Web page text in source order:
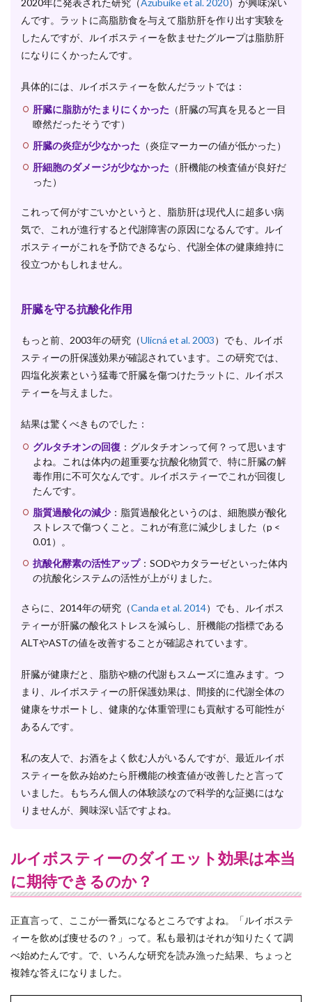
2020年に発表された研究（Azubuike et al. 2020）が興味深い
んです。ラットに高脂肪食を与えて脂肪肝を作り出す実験を
したんですが、ルイボスティーを飲ませたグループは脂肪肝
になりにくかったんです。
具体的には、ルイボスティーを飲んだラットでは：
肝臓に脂肪がたまりにくかった （肝臓の写真を見ると一目
瞭然だったそうです）
肝臓の炎症が少なかった （炎症マーカーの値が低かった）
肝細胞のダメージが少なかった （肝機能の検査値が良好だ
った）
これって何がすごいかというと、脂肪肝は現代人に超多い病
気で、これが進行すると代謝障害の原因になるんです。ルイ
ボスティーがこれを予防できるなら、代謝全体の健康維持に
役立つかもしれません。
肝臓を守る抗酸化作用
もっと前、2003年の研究（Ulicná et al. 2003）でも、ルイボ
スティーの肝保護効果が確認されています。この研究では、
四塩化炭素という猛毒で肝臓を傷つけたラットに、ルイボス
ティーを与えました。
結果は驚くべきものでした：
グルタチオンの回復 ：グルタチオンって何？って思います
よね。これは体内の超重要な抗酸化物質で、特に肝臓の解
毒作用に不可欠なんです。ルイボスティーでこれが回復し
たんです。
脂質過酸化の減少：脂質過酸化というのは、細胞膜が酸化
ストレスで傷つくこと。これが有意に減少しました（p <
0.01）。
抗酸化酵素の活性アップ：SODやカタラーゼといった体内
の抗酸化システムの活性が上がりました。
さらに、2014年の研究（Canda et al. 2014）でも、ルイボス
ティーが肝臓の酸化ストレスを減らし、肝機能の指標である
ALTやASTの値を改善することが確認されています。
肝臓が健康だと、脂肪や糖の代謝もスムーズに進みます。つ
まり、ルイボスティーの肝保護効果は、間接的に代謝全体の
健康をサポートし、健康的な体重管理にも貢献する可能性が
あるんです。
私の友人で、お酒をよく飲む人がいるんですが、最近ルイボ
スティーを飲み始めたら肝機能の検査値が改善したと言って
いました。もちろん個人の体験談なので科学的な証拠にはな
りませんが、興味深い話ですよね。
ルイボスティーのダイエット効果は本当
に期待できるのか？
正直言って、ここが一番気になるところですよね。「ルイボステ
ィーを飲めば痩せるの？」って。私も最初はそれが知りたくて調
べ始めたんです。で、いろんな研究を読み漁った結果、ちょっと
複雑な答えになりました。